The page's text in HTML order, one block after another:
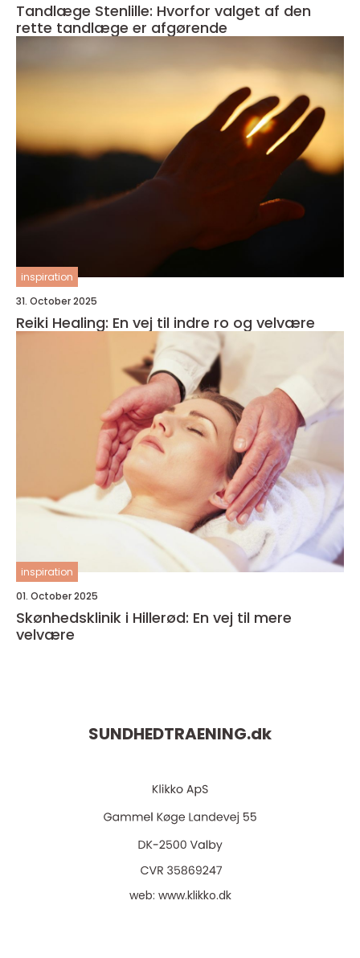
Tandlæge Stenlille: Hvorfor valget af den
rette tandlæge er afgørende
inspiration
31. October 2025
Reiki Healing: En vej til indre ro og velvære
inspiration
01. October 2025
Skønhedsklinik i Hillerød: En vej til mere
velvære
SUNDHEDTRAENING.dk
web: www.klikko.dk